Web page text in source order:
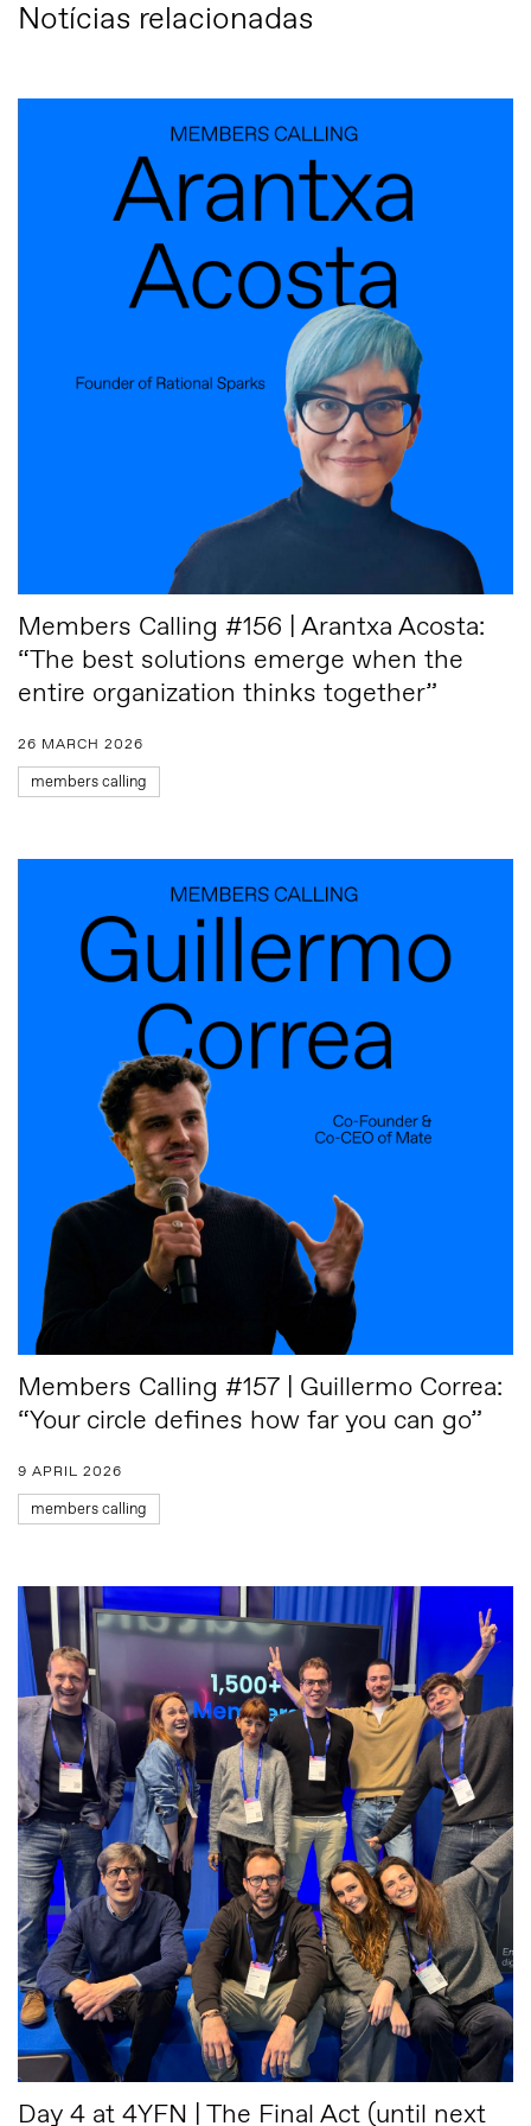
Notícias relacionadas
Members Calling #156 | Arantxa Acosta:
“The best solutions emerge when the
entire organization thinks together”
26 MARCH 2026
members calling
Members Calling #157 | Guillermo Correa:
“Your circle defines how far you can go”
9 APRIL 2026
members calling
Day 4 at 4YFN | The Final Act (until next